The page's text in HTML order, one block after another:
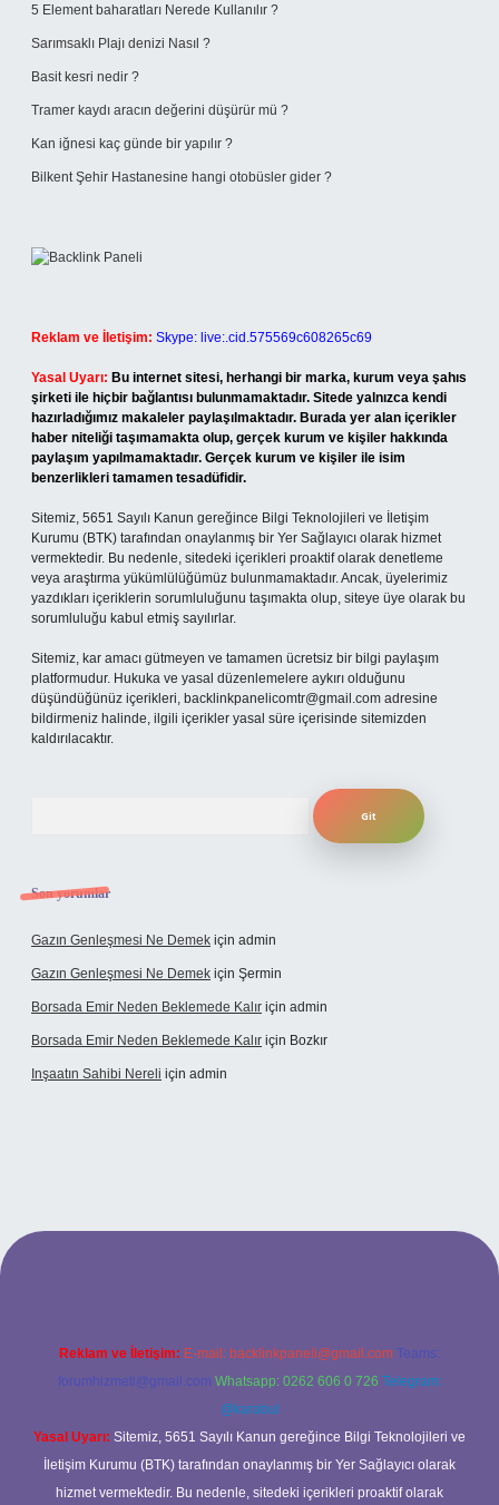
5 Element baharatları Nerede Kullanılır ?
Sarımsaklı Plajı denizi Nasıl ?
Basit kesri nedir ?
Tramer kaydı aracın değerini düşürür mü ?
Kan iğnesi kaç günde bir yapılır ?
Bilkent Şehir Hastanesine hangi otobüsler gider ?
Reklam ve İletişim: Skype: live:.cid.575569c608265c69
Yasal Uyarı: Bu internet sitesi, herhangi bir marka, kurum veya şahıs
şirketi ile hiçbir bağlantısı bulunmamaktadır. Sitede yalnızca kendi
hazırladığımız makaleler paylaşılmaktadır. Burada yer alan içerikler
haber niteliği taşımamakta olup, gerçek kurum ve kişiler hakkında
paylaşım yapılmamaktadır. Gerçek kurum ve kişiler ile isim
benzerlikleri tamamen tesadüfidir.
Sitemiz, 5651 Sayılı Kanun gereğince Bilgi Teknolojileri ve İletişim
Kurumu (BTK) tarafından onaylanmış bir Yer Sağlayıcı olarak hizmet
vermektedir. Bu nedenle, sitedeki içerikleri proaktif olarak denetleme
veya araştırma yükümlülüğümüz bulunmamaktadır. Ancak, üyelerimiz
yazdıkları içeriklerin sorumluluğunu taşımakta olup, siteye üye olarak bu
sorumluluğu kabul etmiş sayılırlar.
Sitemiz, kar amacı gütmeyen ve tamamen ücretsiz bir bilgi paylaşım
platformudur. Hukuka ve yasal düzenlemelere aykırı olduğunu
düşündüğünüz içerikleri, backlinkpanelicomtr@gmail.com adresine
bildirmeniz halinde, ilgili içerikler yasal süre içerisinde sitemizden
kaldırılacaktır.
Son yorumlar
Gazın Genleşmesi Ne Demek için admin
Gazın Genleşmesi Ne Demek için Şermin
Borsada Emir Neden Beklemede Kalır için admin
Borsada Emir Neden Beklemede Kalır için Bozkır
Inşaatın Sahibi Nereli için admin
Reklam ve İletişim: E-mail: backlinkpaneli@gmail.com Teams:
forumhizmeti@gmail.com Whatsapp: 0262 606 0 726 Telegram:
@karabul
Yasal Uyarı: Sitemiz, 5651 Sayılı Kanun gereğince Bilgi Teknolojileri ve
İletişim Kurumu (BTK) tarafından onaylanmış bir Yer Sağlayıcı olarak
hizmet vermektedir. Bu nedenle, sitedeki içerikleri proaktif olarak